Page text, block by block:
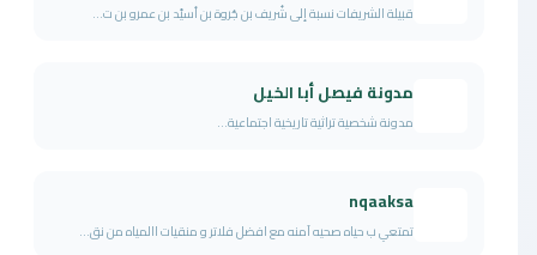
قبيلة الشريفات نسبة إلى شُريف بن جُروة بن أسيّد بن عمرو بن ت...
مدونة فيصل أبا الخيل
مدونة شخصية تراثية تاريخية اجتماعية...
nqaaksa
تمتعي ب حياه صحيه آمنه مع افضل فلاتر و منقيات االمياه من نق...